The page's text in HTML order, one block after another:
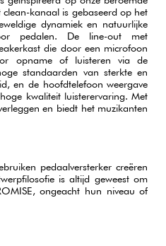
kanaal is gebaseerd op het
dynamiek en natuurlijke
pedalen. De line-out met
die door een microfoon
opname of luisteren via de
standaarden van sterkte en
en de hoofdtelefoon weergave
kwaliteit luisterervaring. Met
en biedt het muzikanten
pedaalversterker creëren
is altijd geweest om
ongeacht hun niveau of